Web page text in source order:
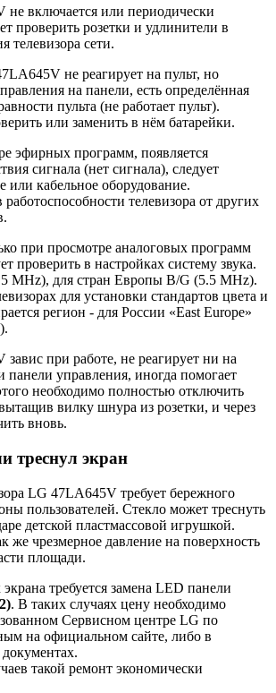
включается или периодически
проверить розетки и удлинители в
телевизора сети.
не реагирует на пульт, но
на панели, есть определённая
пульта (не работает пульт).
или заменить в нём батарейки.
эфирных программ, появляется
сигнала (нет сигнала), следует
или кабельное оборудование.
телевизора от других
при просмотре аналоговых программ
проверить в настройках систему звука.
MHz), для стран Европы B/G (5.5 MHz).
для установки стандартов цвета и
регион - для России «East Europe»
при работе, не реагирует ни на
панели управления, иногда помогает
необходимо полностью отключить
вилку шнура из розетки, и через
вновь.
треснул экран
LG 47LA645V требует бережного
пользователей. Стекло может треснуть
детской пластмассовой игрушкой.
же чрезмерное давление на поверхность
площади.
требуется замена LED панели
. В таких случаях цену необходимо
Сервисном центре LG по
на официальном сайте, либо в
такой ремонт экономически